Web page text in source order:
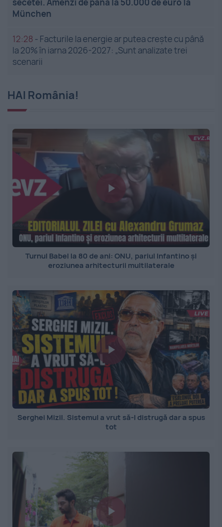
secetei. Amenzi de până la 50.000 de euro la
München
12:28 - Facturile la energie ar putea crește cu până
la 20% în iarna 2026-2027: „Sunt analizate trei
scenarii
HAI România!
Turnul Babel la 80 de ani: ONU, pariul Infantino și
eroziunea arhitecturii multilaterale
Serghei Mizil. Sistemul a vrut să-l distrugă dar a spus
tot